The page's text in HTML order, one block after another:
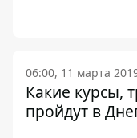
06:00, 11 марта
Какие курсы,
пройдут в